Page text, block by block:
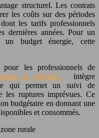
structurel. Les contrats
les coûts sur des périodes
les tarifs professionnels
dernières années. Pour un
un budget énergie, cette
les professionnels de
et services,
intègre
qui permet un suivi de
les ruptures imprévues. Ce
budgétaire en donnant une
et consommés.
rurale